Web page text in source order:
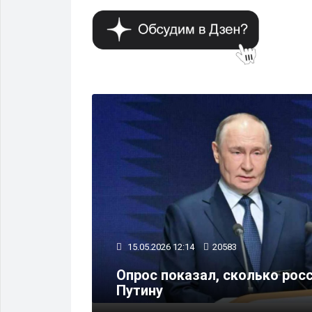
15.05.2026 12:14 20583
Опрос показал, сколько
Путину